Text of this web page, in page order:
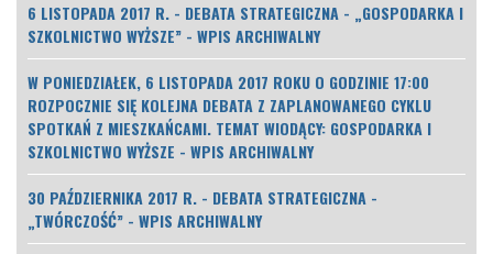
6 LISTOPADA 2017 R. - DEBATA STRATEGICZNA - „GOSPODARKA I
SZKOLNICTWO WYŻSZE” - WPIS ARCHIWALNY
W PONIEDZIAŁEK, 6 LISTOPADA 2017 ROKU O GODZINIE 17:00
ROZPOCZNIE SIĘ KOLEJNA DEBATA Z ZAPLANOWANEGO CYKLU
SPOTKAŃ Z MIESZKAŃCAMI. TEMAT WIODĄCY: GOSPODARKA I
SZKOLNICTWO WYŻSZE - WPIS ARCHIWALNY
30 PAŹDZIERNIKA 2017 R. - DEBATA STRATEGICZNA -
„TWÓRCZOŚĆ” - WPIS ARCHIWALNY